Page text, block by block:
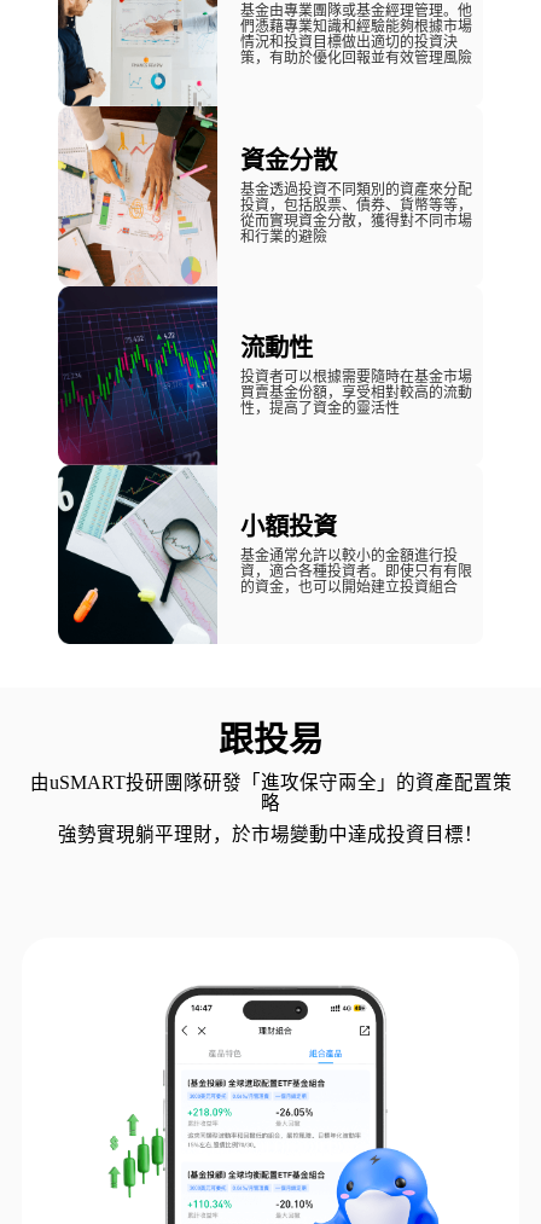
基金由專業團隊或基金經理管理。他
們憑藉專業知識和經驗能夠根據市場
情況和投資目標做出適切的投資決
策，有助於優化回報並有效管理風險
資金分散
基金透過投資不同類別的資產來分配
投資，包括股票、債券、貨幣等等，
從而實現資金分散，獲得對不同市場
和行業的避險
流動性
投資者可以根據需要隨時在基金市場
買賣基金份額，享受相對較高的流動
性，提高了資金的靈活性
小額投資
基金通常允許以較小的金額進行投
資，適合各種投資者。即使只有有限
的資金，也可以開始建立投資組合
跟投易
由uSMART投研團隊研發「進攻保守兩全」的資產配置策
略
強勢實現躺平理財，於市場變動中達成投資目標！